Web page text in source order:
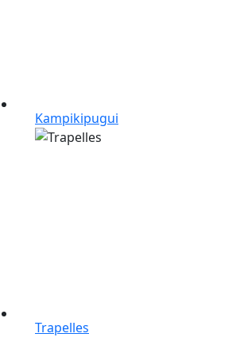
Kampikipugui
Trapelles